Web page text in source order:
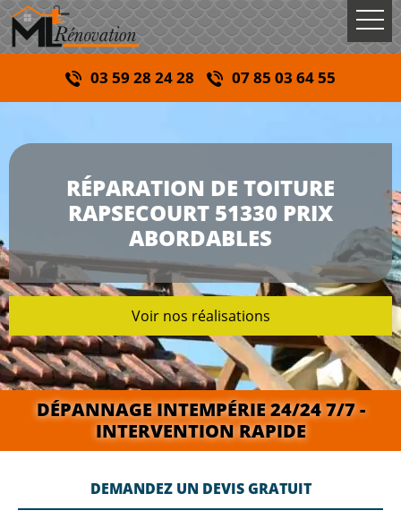
03 59 28 24 28 07 85 03 64 55
RÉPARATION DE TOITURE
RAPSECOURT 51330 PRIX
ABORDABLES
Voir nos réalisations
DÉPANNAGE INTEMPÉRIE 24/24 7/7 -
INTERVENTION RAPIDE
DEMANDEZ UN DEVIS GRATUIT